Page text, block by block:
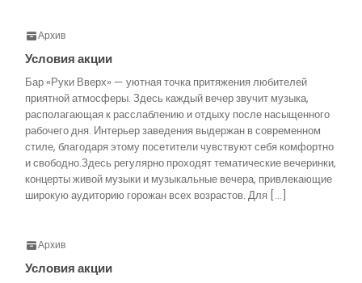
Архив
Условия акции
Бар «Руки Вверх» — уютная точка притяжения любителей
приятной атмосферы. Здесь каждый вечер звучит музыка,
располагающая к расслаблению и отдыху после насыщенного
рабочего дня. Интерьер заведения выдержан в современном
стиле, благодаря этому посетители чувствуют себя комфортно
и свободно.Здесь регулярно проходят тематические вечеринки,
концерты живой музыки и музыкальные вечера, привлекающие
широкую аудиторию горожан всех возрастов. Для […]
Архив
Условия акции